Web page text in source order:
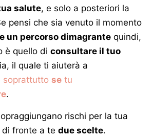
salute, e solo a posteriori la
pensi che sia venuto il momento
un percorso dimagrante quindi,
è quello di consultare il tuo
il quale ti aiuterà a
soprattutto se tu
.
rischi per la tua
di fronte a te due scelte.